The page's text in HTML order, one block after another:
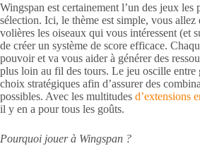
Wingspan est certainement l’un des jeux les
sélection. Ici, le thème est simple, vous
volières les oiseaux qui vous intéressent (et
de créer un système de score efficace.
pouvoir et va vous aider à générer des
plus loin au fil des tours. Le jeu oscille entre
choix stratégiques afin d’assurer des
possibles. Avec les multitudes d’extensions
il y en a pour tous les goûts.
Pourquoi jouer à Wingspan ?